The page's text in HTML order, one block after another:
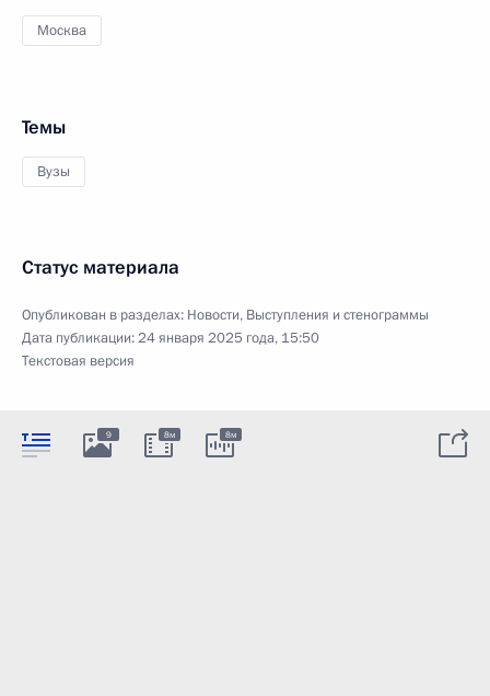
Москва
Темы
Вузы
Статус материала
Опубликован в разделах: Новости, Выступления и стенограммы
Дата публикации:24 января 2025 года, 15:50
Текстовая версия
9 8м 8м